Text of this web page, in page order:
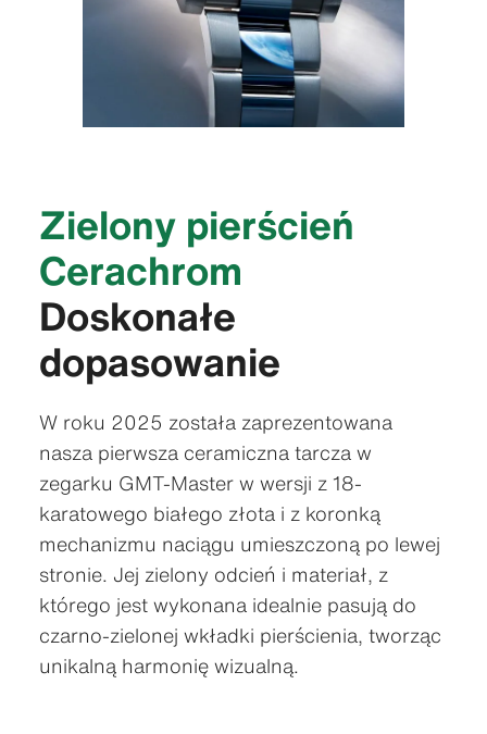
Zielony pierścień
Cerachrom
Doskonałe
dopasowanie
W roku 2025 została zaprezentowana
nasza pierwsza ceramiczna tarcza w
zegarku GMT-Master w wersji z 18-
karatowego białego złota i z koronką
mechanizmu naciągu umieszczoną po lewej
stronie. Jej zielony odcień i materiał, z
którego jest wykonana idealnie pasują do
czarno-zielonej wkładki pierścienia, tworząc
unikalną harmonię wizualną.